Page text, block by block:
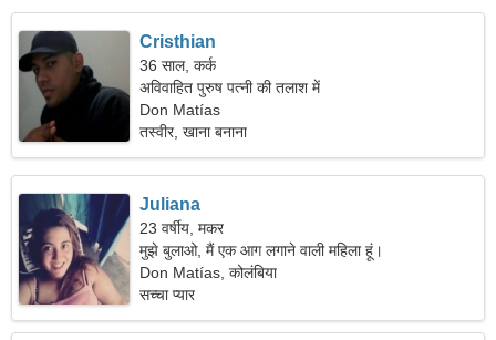
Cristhian
36 साल, कर्क
अविवाहित पुरुष पत्नी की तलाश में
Don Matías
तस्वीर, खाना बनाना
Juliana
23 वर्षीय, मकर
मुझे बुलाओ, मैं एक आग लगाने वाली महिला हूं।
Don Matías, कोलंबिया
सच्चा प्यार